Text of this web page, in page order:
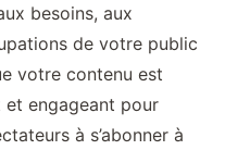
besoins, aux
de votre public
votre contenu est
engageant pour
à s’abonner à